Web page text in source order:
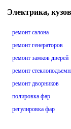
Электрика,
ремонт салона
ремонт генераторов
ремонт замков дверей
ремонт
ремонт дворников
полировка фар
регулировка фар